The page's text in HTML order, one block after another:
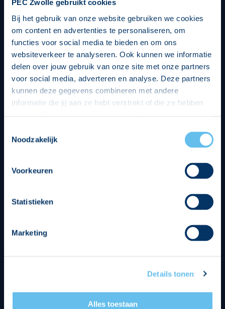
PEC Zwolle gebruikt cookies
Bij het gebruik van onze website gebruiken we cookies
om content en advertenties te personaliseren, om
functies voor social media te bieden en om ons
websiteverkeer te analyseren. Ook kunnen we informatie
delen over jouw gebruik van onze site met onze partners
voor social media, adverteren en analyse. Deze partners
kunnen deze gegevens combineren met andere
informatie die jij aan ze hebt verstrekt of die ze hebben
op een veilige en integere wijze. Je kunt je toestemming
beheren op de privacy- en cookieverklaring pagina.
Noodzakelijk
Voorkeuren
Statistieken
Marketing
Details tonen
Alles toestaan